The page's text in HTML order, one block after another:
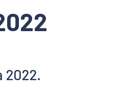
2022.